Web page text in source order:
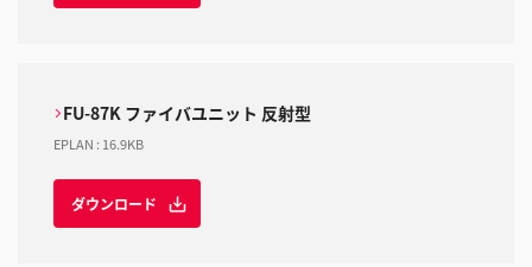
FU-87K ファイバユニット 反射型
EPLAN : 16.9KB
ダウンロード